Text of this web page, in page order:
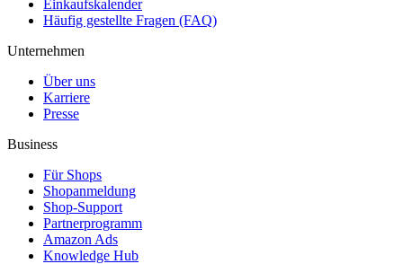
Einkaufskalender
Häufig gestellte Fragen (FAQ)
Unternehmen
Über uns
Karriere
Presse
Business
Für Shops
Shopanmeldung
Shop-Support
Partnerprogramm
Amazon Ads
Knowledge Hub